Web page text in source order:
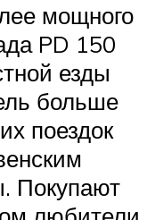
мощного
PD 150
езды
больше
поездок
Покупают